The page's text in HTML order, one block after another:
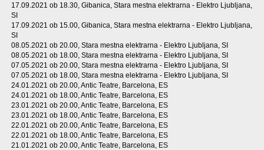
17.09.2021 ob 18.30, Gibanica, Stara mestna elektrarna - Elektro Ljubljana,
SI
17.09.2021 ob 15.00, Gibanica, Stara mestna elektrarna - Elektro Ljubljana,
SI
08.05.2021 ob 20.00, Stara mestna elektrarna - Elektro Ljubljana, SI
08.05.2021 ob 18.00, Stara mestna elektrarna - Elektro Ljubljana, SI
07.05.2021 ob 20.00, Stara mestna elektrarna - Elektro Ljubljana, SI
07.05.2021 ob 18.00, Stara mestna elektrarna - Elektro Ljubljana, SI
24.01.2021 ob 20.00, Antic Teatre, Barcelona, ES
24.01.2021 ob 18.00, Antic Teatre, Barcelona, ES
23.01.2021 ob 20.00, Antic Teatre, Barcelona, ES
23.01.2021 ob 18.00, Antic Teatre, Barcelona, ES
22.01.2021 ob 20.00, Antic Teatre, Barcelona, ES
22.01.2021 ob 18.00, Antic Teatre, Barcelona, ES
21.01.2021 ob 20.00, Antic Teatre, Barcelona, ES